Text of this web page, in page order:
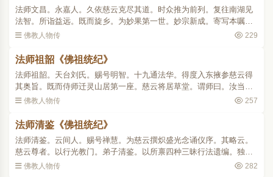
法师文昌。永嘉人。久依慈云克尽其道。时众推为前列。复往南湖见
法智。所诣益远。既而旋乡。为妙果第一世。妙宗新成。寄写本嘱其
讲授。且戒之曰。或有异处。可札取附来。慈云门弟授讲者二十余
佛教人物传 229
法师祖韶《佛祖统纪》
法师祖韶。天台刘氏。赐号明智。十九通法华。得度入东掖参慈云得
其奥旨。既而侍师迁灵山居第一座。慈云将居草堂。谓师曰。汝当往
代本如居能仁。而俾之来继此山。师即著草屦。欣然而行。至江滨呼
佛教人物传 257
法师清鉴《佛祖统纪》
法师清鉴。云间人。赐号禅慧。为慈云撰炽盛光念诵仪序。其略云。
慈云尊者。以行光教门。弟子清鉴。以所禀四种三昧行法遗编。独炽
底光未广流布。遂因其旧五章。补助始末。加示法释疑之二。以为七
佛教人物传 282